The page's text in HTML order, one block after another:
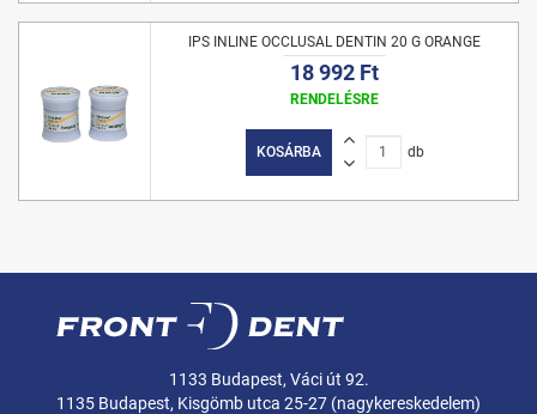
IPS INLINE OCCLUSAL DENTIN 20 G ORANGE
18 992 Ft
RENDELÉSRE
KOSÁRBA db
1133 Budapest, Váci út 92.
1135 Budapest, Kisgömb utca 25-27 (nagykereskedelem)